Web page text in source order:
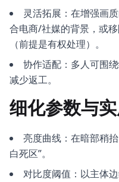
灵活拓展：在增强画
合电商/社媒的背景，或
（前提是有权处理）。
协作适配：多人可围
减少返工。
细化参数与
亮度曲线：在暗部稍
白死区”。
对比度阈值：以主体